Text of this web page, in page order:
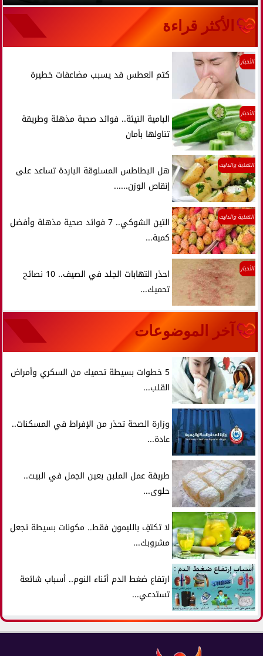
الأكثر قراءة
الأخبار
كتم العطس قد يسبب مضاعفات خطيرة
الأخبار
البامية النيئة.. فوائد صحية مذهلة وطريقة
تناولها بأمان
التغذية والدايت
هل البطاطس المسلوقة الباردة تساعد على
إنقاص الوزن......
التغذية والدايت
التين الشوكي.. 7 فوائد صحية مذهلة وأفضل
كمية...
الأخبار
احذر التهابات الجلد في الصيف.. 10 نصائح
تحميك...
آخر الموضوعات
5 خطوات بسيطة تحميك من السكري وأمراض
القلب...
وزارة الصحة تحذر من الإفراط في المسكنات..
عادة...
طريقة عمل الملبن بعين الجمل في البيت..
حلوى...
لا تكتفِ بالليمون فقط.. مكونات بسيطة تجعل
مشروبك...
ارتفاع ضغط الدم أثناء النوم.. أسباب شائعة
تستدعي...